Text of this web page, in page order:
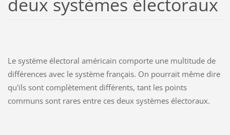
Le système électoral américain comporte une multitude de
différences avec le système français. On pourrait même dire
qu'ils sont complètement différents, tant les points
communs sont rares entre ces deux systèmes électoraux.